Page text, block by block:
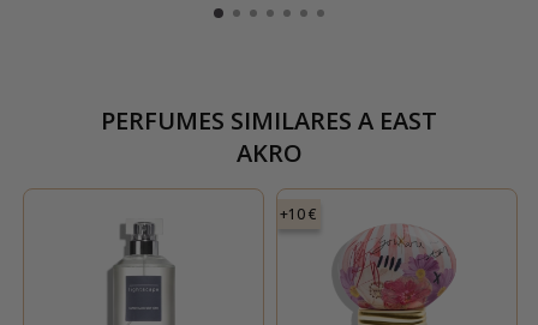
PERFUMES SIMILARES A EAST
AKRO
+10 €